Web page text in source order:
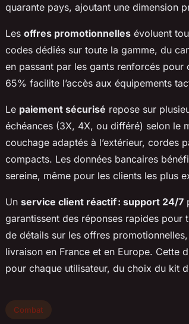
quarante pays, ajoutant une dimension
Les offres promotionnelles évoluent
codes dédiés sur toute la gamme, du
en passant par les gants renforcés pour
65% facilite l’accès aux équipements
Le paiement sécurisé repose sur
échéances (3X, 4X, ou différé) selon le
couchage adaptés à l’extérieur, cordes
compacts. Les données bancaires
sereine, même pour les clients les plus
Un service client réactif : support 24/7
garantissent des réponses rapides pour
de détails sur les offres
livraison en France et en Europe. Cette
pour chaque utilisateur, du choix du kit
Combat